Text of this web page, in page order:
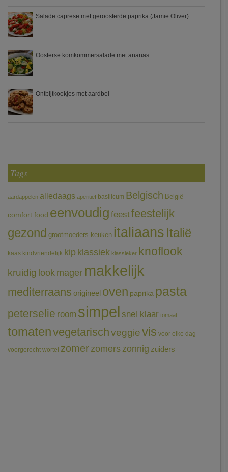
Salade caprese met geroosterde paprika (Jamie Oliver)
Oosterse komkommersalade met ananas
Ontbijtkoekjes met aardbei
Tags
aardappelen alledaags aperitief basilicum Belgisch België
comfort food eenvoudig feestfeestelijk
gezond grootmoeders keuken italiaans Italië
kaas kindvriendelijk kip klassiek klassieker knoflook
kruidig look mager makkelijk
mediterraans origineel oven paprika pasta
peterselie room simpel snel klaar tomaat
tomatenvegetarischveggievis voor elke dag
voorgerecht wortel zomerzomerszonnig zuiders